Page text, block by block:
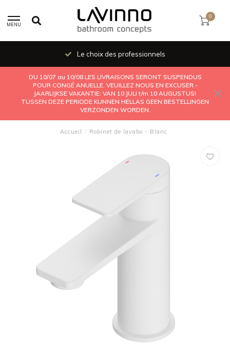
MENU
0
Le choix des professionnels
DU 10/07 au 10/08 LES LIVRAISONS SERONT SUSPENDUS
POUR CONGÉ ANUELLE. VEUILLEZ NOUS EN EXCUSER -
JAARLIJKSE VAKANTIE: VAN 10 JULI t/m 10 AUGUSTUS!
TUSSEN DEZE PERIODE KUNNEN HELLAS GEEN BESTELLINGEN
VERZONDEN WORDEN.
Accueil / Robinet de lavabo - Blanc